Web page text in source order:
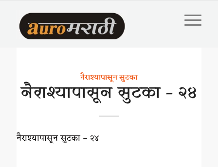
नैराश्यापासून सुटका
नैराश्यापासून सुटका – २४
नैराश्यापासून सुटका – २४